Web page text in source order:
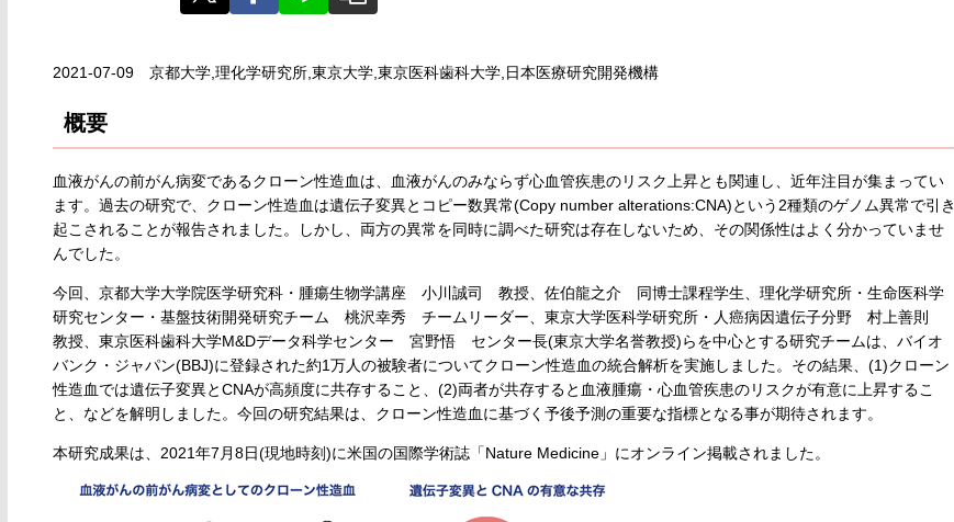
2021-07-09 京都大学,理化学研究所,東京大学,東京医科歯科大学,日本医療研究開発機構
概要
血液がんの前がん病変であるクローン性造血は、血液がんのみならず心血管疾患のリスク上昇とも関連し、近年注目が集まってい
ます。過去の研究で、クローン性造血は遺伝子変異とコピー数異常(Copy number alterations:CNA)という2種類のゲノム異常で引き
起こされることが報告されました。しかし、両方の異常を同時に調べた研究は存在しないため、その関係性はよく分かっていませ
んでした。
今回、京都大学大学院医学研究科・腫瘍生物学講座 小川誠司 教授、佐伯龍之介 同博士課程学生、理化学研究所・生命医科学
研究センター・基盤技術開発研究チーム 桃沢幸秀 チームリーダー、東京大学医科学研究所・人癌病因遺伝子分野 村上善則
教授、東京医科歯科大学M&Dデータ科学センター 宮野悟 センター長(東京大学名誉教授)らを中心とする研究チームは、バイオ
バンク・ジャパン(BBJ)に登録された約1万人の被験者についてクローン性造血の統合解析を実施しました。その結果、(1)クローン
性造血では遺伝子変異とCNAが高頻度に共存すること、(2)両者が共存すると血液腫瘍・心血管疾患のリスクが有意に上昇するこ
と、などを解明しました。今回の研究結果は、クローン性造血に基づく予後予測の重要な指標となる事が期待されます。
本研究成果は、2021年7月8日(現地時刻)に米国の国際学術誌「Nature Medicine」にオンライン掲載されました。